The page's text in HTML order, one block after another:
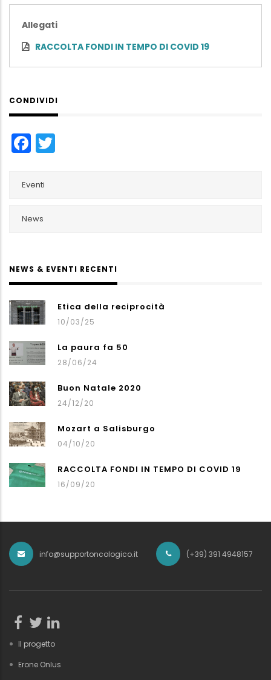
Allegati
RACCOLTA FONDI IN TEMPO DI COVID 19
CONDIVIDI
Facebook
Eventi
News
NEWS & EVENTI RECENTI
Etica della reciprocità
10/03/25
La paura fa 50
28/06/24
Buon Natale 2020
24/12/20
Mozart a Salisburgo
04/10/20
RACCOLTA FONDI IN TEMPO DI COVID 19
16/09/20
info@supportoncologico.it (+39) 391 4948157
Il progetto
Erone Onlus